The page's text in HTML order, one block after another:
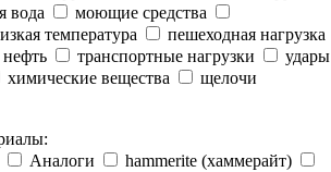
вода
моющие средства
температура
пешеходная нагрузка
транспортные нагрузки
удары
химические вещества
щелочи
Аналоги
hammerite (хаммерайт)